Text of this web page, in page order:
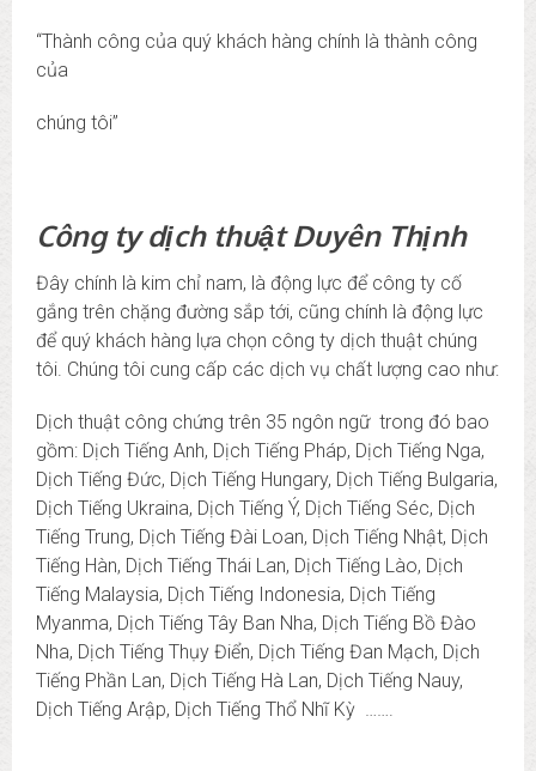
“Thành công của quý khách hàng chính là thành công
của
chúng tôi”
Công ty dịch thuật Duyên Thịnh
Đây chính là kim chỉ nam, là động lực để công ty cố
gắng trên chặng đường sắp tới, cũng chính là động lực
để quý khách hàng lựa chọn công ty dịch thuật chúng
tôi. Chúng tôi cung cấp các dịch vụ chất lượng cao như:
Dịch thuật công chứng trên 35 ngôn ngữ trong đó bao
gồm: Dịch Tiếng Anh, Dịch Tiếng Pháp, Dịch Tiếng Nga,
Dịch Tiếng Đức, Dịch Tiếng Hungary, Dịch Tiếng Bulgaria,
Dịch Tiếng Ukraina, Dịch Tiếng Ý, Dịch Tiếng Séc, Dịch
Tiếng Trung, Dịch Tiếng Đài Loan, Dịch Tiếng Nhật, Dịch
Tiếng Hàn, Dịch Tiếng Thái Lan, Dịch Tiếng Lào, Dịch
Tiếng Malaysia, Dịch Tiếng Indonesia, Dịch Tiếng
Myanma, Dịch Tiếng Tây Ban Nha, Dịch Tiếng Bồ Đào
Nha, Dịch Tiếng Thụy Điển, Dịch Tiếng Đan Mạch, Dịch
Tiếng Phần Lan, Dịch Tiếng Hà Lan, Dịch Tiếng Nauy,
Dịch Tiếng Arập, Dịch Tiếng Thổ Nhĩ Kỳ …….